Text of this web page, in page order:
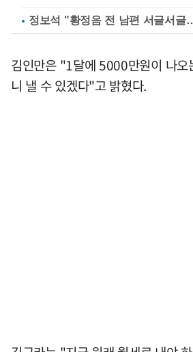
정보석 "황정음 전 남편 서글서
김인만은 "1달에 5000만원이 나오
니 낼 수 있겠다"고 밝혔다.